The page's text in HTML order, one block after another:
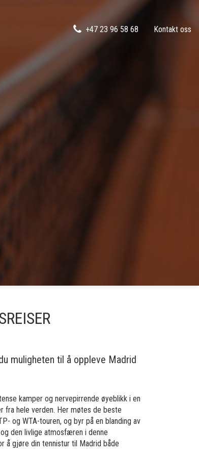
+47 23 96 58 68 Kontakt oss
muligheten til å oppleve Madrid
kamper og nervepirrende øyeblikk i en
fra hele verden. Her møtes de beste
og WTA-touren, og byr på en blanding av
den livlige atmosfæren i denne
å gjøre din tennistur til Madrid både